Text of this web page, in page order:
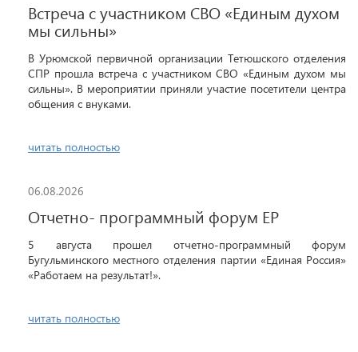
Встреча с участником СВО «Единым духом
мы сильны»
В Урюмской первичной организации Тетюшского отделения
СПР прошла встреча с участником СВО «Единым духом мы
сильны». В мероприятии приняли участие посетители центра
общения с внуками.
читать полностью
06.08.2026
Отчетно- программный форум ЕР
5 августа прошел отчетно-программный форум
Бугульминского местного отделения партии «Единая Россия»
«Работаем на результат!».
читать полностью